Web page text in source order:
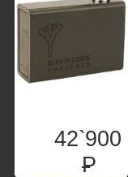
42`900
P